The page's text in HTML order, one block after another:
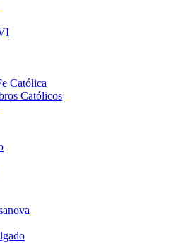
Católica
Católicos